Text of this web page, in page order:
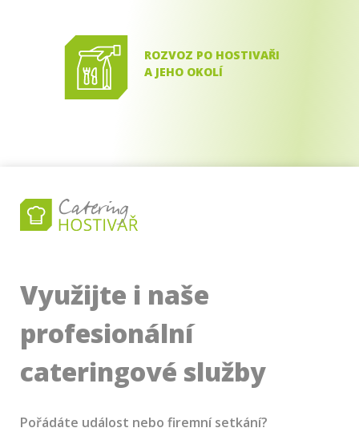
ROZVOZ PO HOSTIVAŘI
A JEHO OKOLÍ
Využijte i naše
profesionální
cateringové služby
Pořádáte událost nebo firemní setkání?